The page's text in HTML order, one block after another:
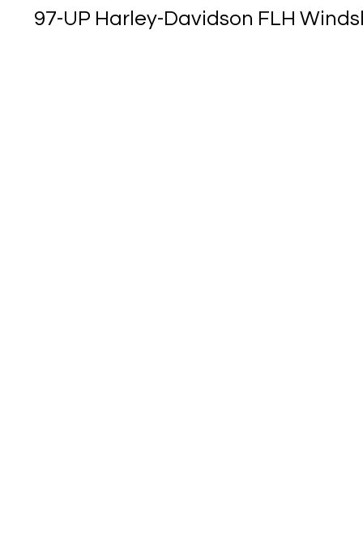
97-UP Harley-Davidson FLH